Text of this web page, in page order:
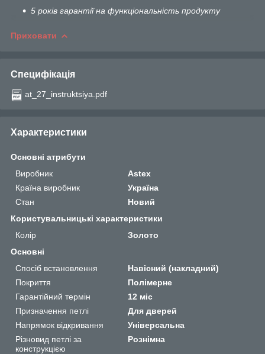
5 років гарантії на функціональність продукту
Приховати
Специфікація
at_27_instruktsiya.pdf
Характеристики
Основні атрибути
Виробник
Astex
Країна виробник
Україна
Стан
Новий
Користувальницькі характеристики
Колір
Золото
Основні
Спосіб встановлення
Навісний (накладний)
Покриття
Полімерне
Гарантійний термін
12 міс
Призначення петлі
Для дверей
Напрямок відкривання
Універсальна
Різновид петлі за
конструкцією
Рознімна